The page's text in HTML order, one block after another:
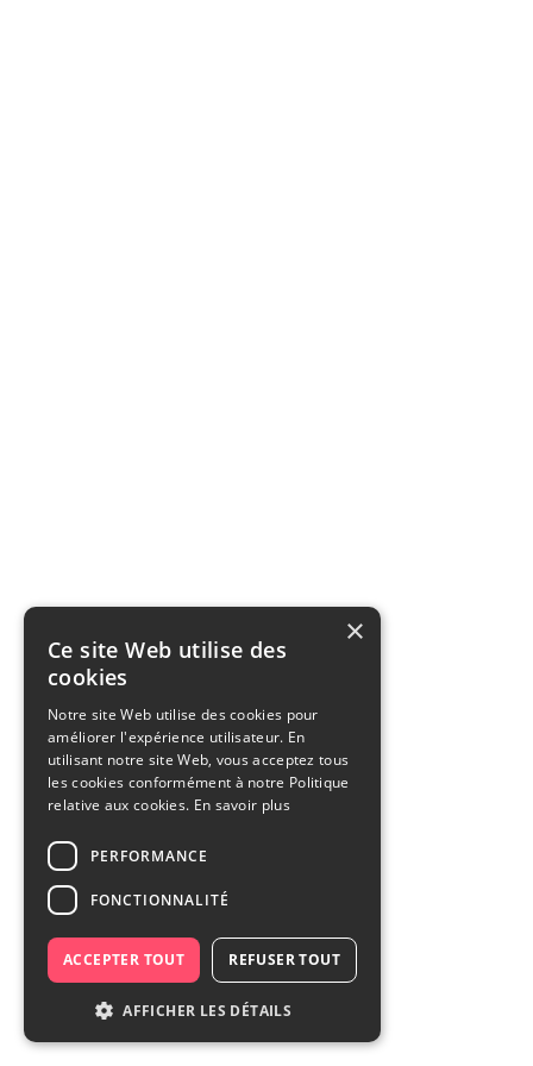
×
Ce site Web utilise des
cookies
Notre site Web utilise des cookies pour
améliorer l'expérience utilisateur. En
utilisant notre site Web, vous acceptez tous
les cookies conformément à notre Politique
relative aux cookies. En savoir plus
PERFORMANCE
FONCTIONNALITÉ
ACCEPTER TOUT REFUSER TOUT
AFFICHER LES DÉTAILS